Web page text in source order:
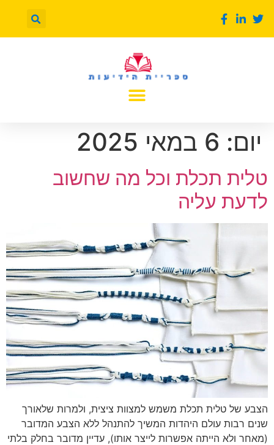
יום: 6 במאי 2025
טלית תכלת וכל מה שחשוב
לדעת עליה
הצבע של טלית תכלת משמש למצוות ציצית, ולמרות שלאורך
שנים רבות עולם היהדות המשיך להתנהל ללא הצבע המדובר
(מאחר ולא הייתה אפשרות לייצר אותו), עדיין מדובר בחלק בלתי